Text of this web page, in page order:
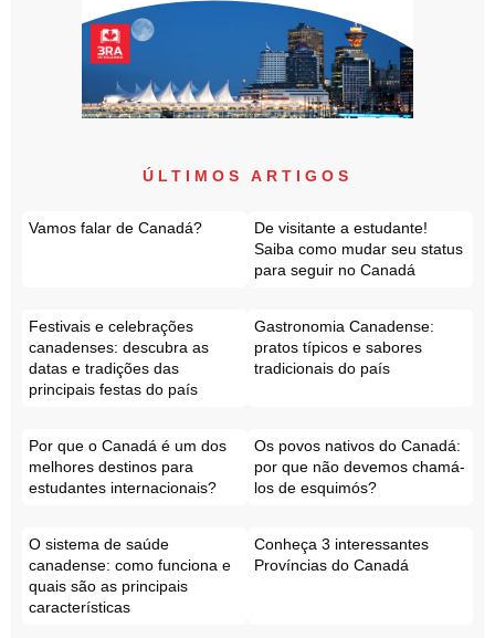
ÚLTIMOS ARTIGOS
Vamos falar de Canadá?
De visitante a estudante!
Saiba como mudar seu status
para seguir no Canadá
Festivais e celebrações
canadenses: descubra as
datas e tradições das
principais festas do país
Gastronomia Canadense:
pratos típicos e sabores
tradicionais do país
Por que o Canadá é um dos
melhores destinos para
estudantes internacionais?
Os povos nativos do Canadá:
por que não devemos chamá-
los de esquimós?
O sistema de saúde
canadense: como funciona e
quais são as principais
características
Conheça 3 interessantes
Províncias do Canadá